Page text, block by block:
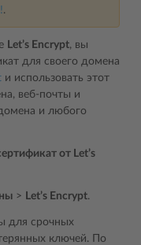
.
Let’s Encrypt, вы
для своего домена
и использовать этот
веб-почты и
и любого
от Let’s
> Let’s Encrypt.
для срочных
ключей. По